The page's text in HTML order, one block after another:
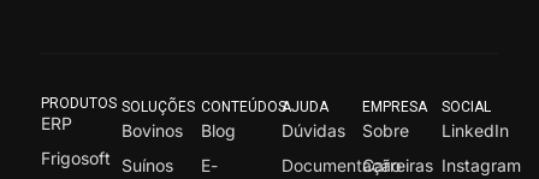
PRODUTOS
ERP
Frigosoft
SOLUÇÕES
Bovinos
Suínos
CONTEÚDOS
Blog
E-
AJUDA
Dúvidas
Documentação
EMPRESA
Sobre
Carreiras
SOCIAL
LinkedIn
Instagram